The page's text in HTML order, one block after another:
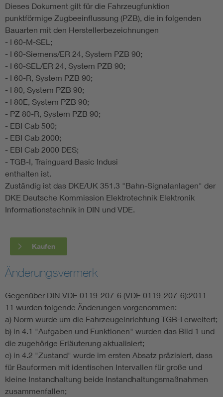
Dieses Dokument gilt für die Fahrzeugfunktion
punktförmige Zugbeeinflussung (PZB), die in folgenden
Bauarten mit den Herstellerbezeichnungen
- I 60-M-SEL;
- I 60-Siemens/ER 24, System PZB 90;
- I 60-SEL/ER 24, System PZB 90;
- I 60-R, System PZB 90;
- I 80, System PZB 90;
- I 80E, System PZB 90;
- PZ 80-R, System PZB 90;
- EBI Cab 500;
- EBI Cab 2000;
- EBI Cab 2000 DES;
- TGB-I, Trainguard Basic Indusi
enthalten ist.
Zuständig ist das DKE/UK 351.3 "Bahn-Signalanlagen" der
DKE Deutsche Kommission Elektrotechnik Elektronik
Informationstechnik in DIN und VDE.
Kaufen
Änderungsvermerk
Gegenüber DIN VDE 0119-207-6 (VDE 0119-207-6):2011-
11 wurden folgende Änderungen vorgenommen:
a) Norm wurde um die Fahrzeugeinrichtung TGB-I erweitert;
b) in 4.1 "Aufgaben und Funktionen" wurden das Bild 1 und
die zugehörige Erläuterung aktualisiert;
c) in 4.2 "Zustand" wurde im ersten Absatz präzisiert, dass
für Bauformen mit identischen Intervallen für große und
kleine Instandhaltung beide Instandhaltungsmaßnahmen
zusammenfallen;